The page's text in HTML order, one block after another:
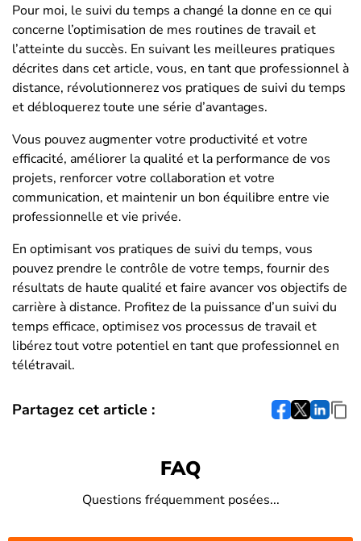
Pour moi, le suivi du temps a changé la donne en ce qui
concerne l’optimisation de mes routines de travail et
l’atteinte du succès. En suivant les meilleures pratiques
décrites dans cet article, vous, en tant que professionnel à
distance, révolutionnerez vos pratiques de suivi du temps
et débloquerez toute une série d’avantages.
Vous pouvez augmenter votre productivité et votre
efficacité, améliorer la qualité et la performance de vos
projets, renforcer votre collaboration et votre
communication, et maintenir un bon équilibre entre vie
professionnelle et vie privée.
En optimisant vos pratiques de suivi du temps, vous
pouvez prendre le contrôle de votre temps, fournir des
résultats de haute qualité et faire avancer vos objectifs de
carrière à distance. Profitez de la puissance d’un suivi du
temps efficace, optimisez vos processus de travail et
libérez tout votre potentiel en tant que professionnel en
télétravail.
Partagez cet article :
FAQ
Questions fréquemment posées...